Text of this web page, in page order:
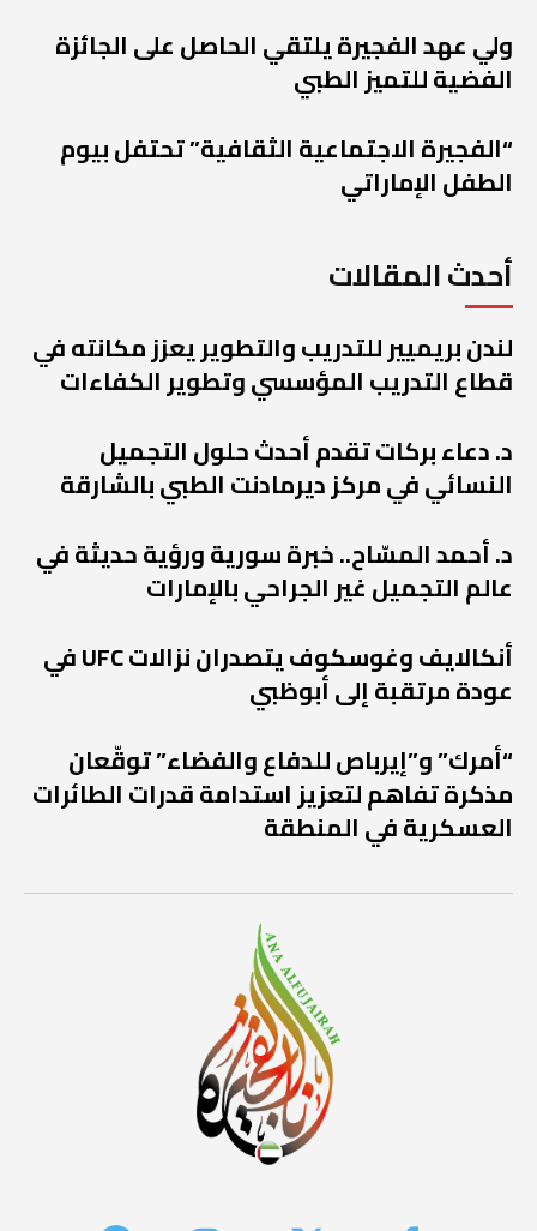
ولي عهد الفجيرة يلتقي الحاصل على الجائزة
الفضية للتميز الطبي
“الفجيرة الاجتماعية الثقافية” تحتفل بيوم
الطفل الإماراتي
أحدث المقالات
لندن بريميير للتدريب والتطوير يعزز مكانته في
قطاع التدريب المؤسسي وتطوير الكفاءات
د. دعاء بركات تقدم أحدث حلول التجميل
النسائي في مركز ديرمادنت الطبي بالشارقة
د. أحمد المسّاح.. خبرة سورية ورؤية حديثة في
عالم التجميل غير الجراحي بالإمارات
أنكالايف وغوسكوف يتصدران نزالات UFC في
عودة مرتقبة إلى أبوظبي
“أمرك” و”إيرباص للدفاع والفضاء” توقّعان
مذكرة تفاهم لتعزيز استدامة قدرات الطائرات
العسكرية في المنطقة